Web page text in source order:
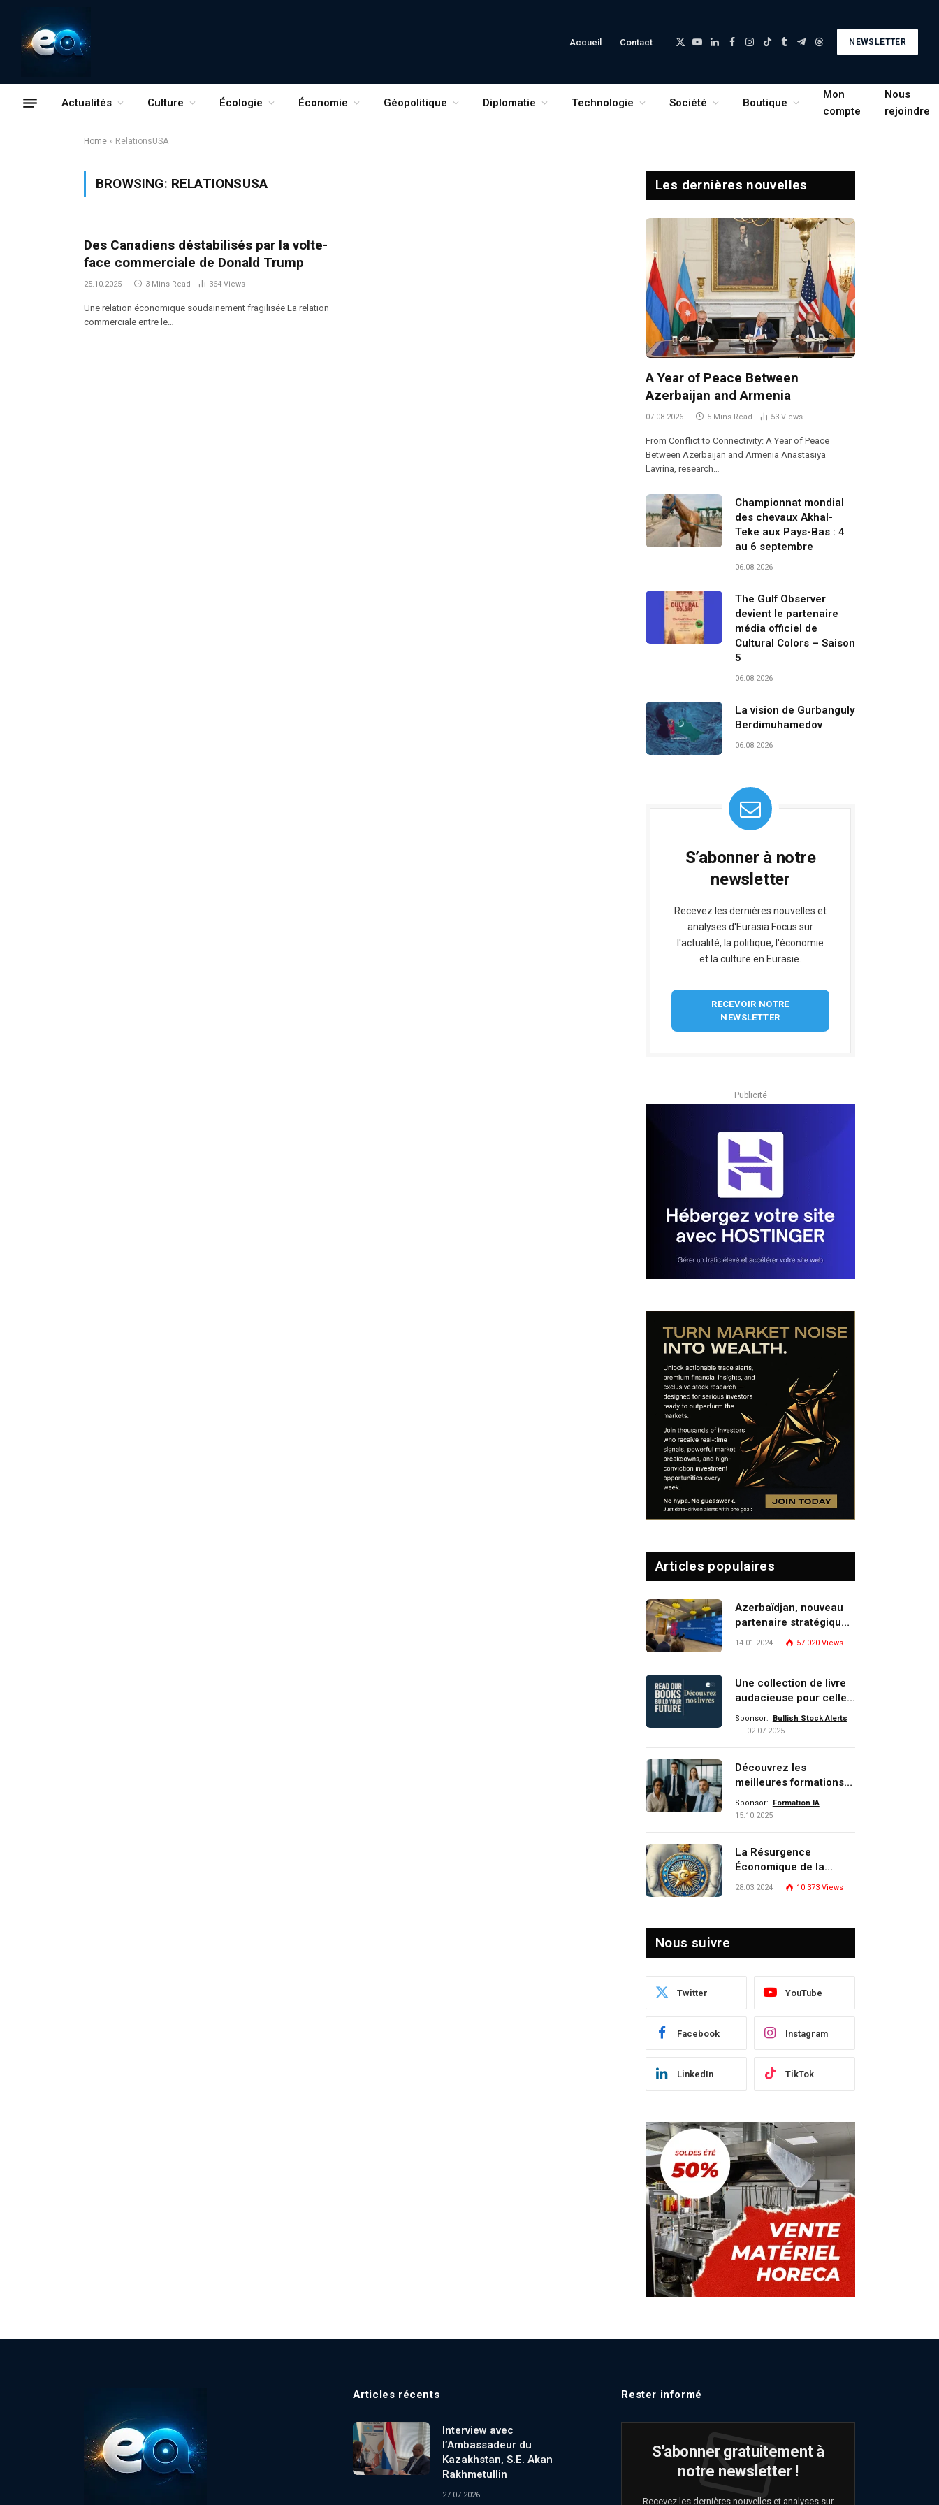
Accueil Contact
X
YouTube
LinkedInFacebook
Instagram
TikTokTumblrTelegramThreads
NEWSLETTER
Actualités Culture Écologie Économie Géopolitique Diplomatie Technologie Société Boutique
Mon
compte
Nous
rejoindre
Home » RelationsUSA
BROWSING: RELATIONSUSA
Des Canadiens déstabilisés par la volte-
face commerciale de Donald Trump
25.10.2025 3 Mins Read 364 Views
Une relation économique soudainement fragilisée La relation
commerciale entre le…
Les dernières nouvelles
A Year of Peace Between
Azerbaijan and Armenia
07.08.2026 5 Mins Read 53 Views
From Conflict to Connectivity: A Year of Peace
Between Azerbaijan and Armenia Anastasiya
Lavrina, research…
Championnat mondial
des chevaux Akhal-
Teke aux Pays-Bas : 4
au 6 septembre
06.08.2026
The Gulf Observer
devient le partenaire
média officiel de
Cultural Colors – Saison
5
06.08.2026
La vision de Gurbanguly
Berdimuhamedov
06.08.2026
S’abonner à notre
newsletter
Recevez les dernières nouvelles et
analyses d'Eurasia Focus sur
l'actualité, la politique, l'économie
et la culture en Eurasie.
RECEVOIR NOTRE
NEWSLETTER
Publicité
Articles populaires
Azerbaïdjan, nouveau
partenaire stratégique
de l’Union européenne
14.01.2024 57 020 Views
Une collection de livre
audacieuse pour celles
et ceux qui veulent
comprendre, investir et
Sponsor:
Bullish Stock Alerts
02.07.2025
Découvrez les
meilleures formations
Data, IA, automatisation
et investissement
écosystème d’experts
Sponsor:
Formation IA
15.10.2025
La Résurgence
Économique de la
Turquie : Naviguer dans
28.03.2024 10 373 Views
Nous suivre
Twitter YouTube
Facebook Instagram
LinkedIn TikTok
Articles récents
Interview avec
l’Ambassadeur du
Kazakhstan, S.E. Akan
Rakhmetullin
27.07.2026
Rester informé
S'abonner gratuitement à
notre newsletter !
Recevez les dernières nouvelles et analyses sur